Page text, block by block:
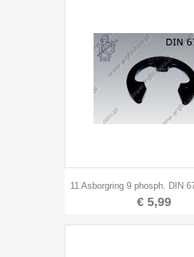
11 Asborgring 9 phosph. DIN
€ 5,99